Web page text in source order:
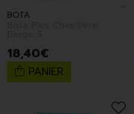
BOTA
18,40€
PANIER